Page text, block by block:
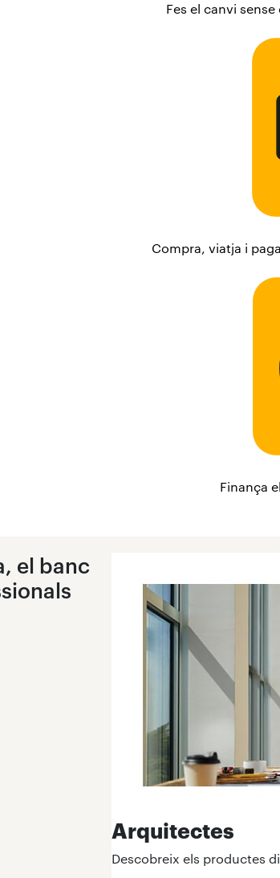
Fes el canvi
Compra, viatja i
Finança
el banc
Arquitectes
Descobreix els productes